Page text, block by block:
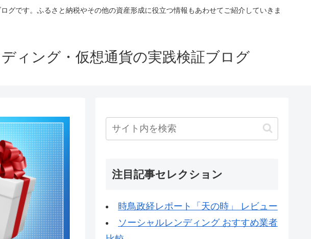
です。ふるさと納税やその他の資産形成に役立つ情報もあわせてご紹介していきま
ィング・仮想通貨の実践検証ブログ
注目記事セレクション
時鳥政経レポート「天の時」 レビュー
ソーシャルレンディング おすすめ業者